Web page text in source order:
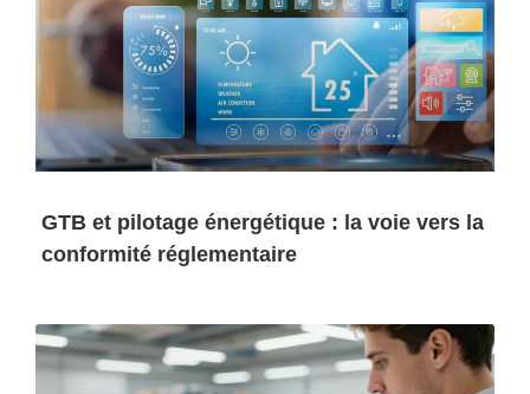
GTB et pilotage énergétique : la voie vers la
conformité réglementaire